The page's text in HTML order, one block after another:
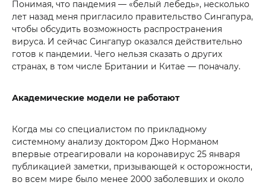
Понимая, что пандемия — «белый лебедь», несколько
лет назад меня пригласило правительство Сингапура,
чтобы обсудить возможность распространения
вируса. И сейчас Сингапур оказался действительно
готов к пандемии. Чего нельзя сказать о других
странах, в том числе Британии и Китае — поначалу.
Академические модели не работают
Когда мы со специалистом по прикладному
системному анализу доктором Джо Норманом
впервые отреагировали на коронавирус 25 января
публикацией заметки, призывающей к осторожности,
во всем мире было менее 2000 заболевших и около